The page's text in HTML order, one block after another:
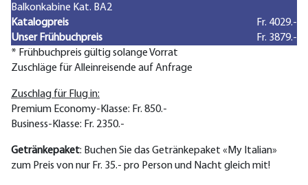
Balkonkabine Kat. BA2
Katalogpreis
Fr. 4029.-
Unser Frühbuchpreis
Fr. 3879.-
* Frühbuchpreis gültig solange Vorrat
Zuschläge für Alleinreisende auf Anfrage
Zuschlag für Flug in:
Premium Economy-Klasse: Fr. 850.-
Business-Klasse: Fr. 2350.-
Getränkepaket: Buchen Sie das Getränkepaket «My Italian»
zum Preis von nur Fr. 35.- pro Person und Nacht gleich mit!